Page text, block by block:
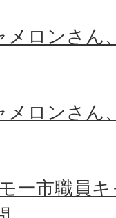
メロンさん
メロンさん
ー市職員